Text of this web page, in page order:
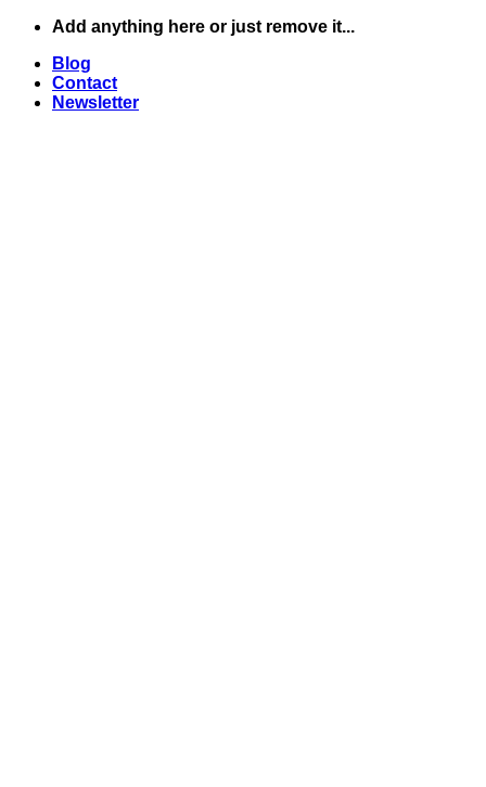
Skip
content
Add anything here or just remove it...
Blog
Contact
Newsletter